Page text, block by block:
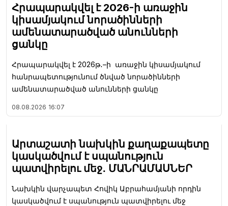
Հրապարակվել է 2026-ի առաջին
կիսամյակում նորածինների
ամենատարածված անունների
ցանկը
Հրապարակվել է 2026թ․–ի առաջին կիսամյակում
հանրապետությունում ծնված նորածինների
ամենատարածված անունների ցանկը
08.08.2026 16:07
Արտաշատի նախկին քաղաքապետը
կասկածվում է սպանություն
պատվիրելու մեջ․ ՄԱՆՐԱՄԱՍՆԵՐ
Նախկին վարչապետ Հովիկ Աբրահամյանի որդին
կասկածվում է սպանություն պատվիրելու մեջ